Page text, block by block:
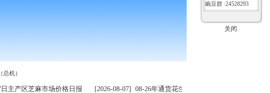
豌豆群 :24528293
关闭
总机）
产区芝麻市场价格日报 [2026-08-07] 08-26年通货花生果收购价格走势图